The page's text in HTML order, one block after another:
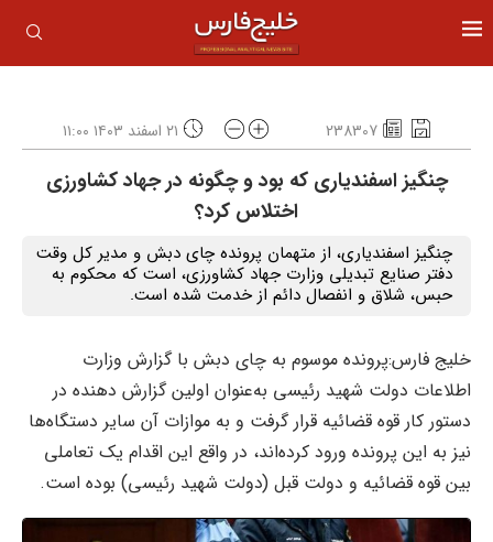
238307 ۲۱ اسفند ۱۴۰۳ ۱۱:۰۰
چنگیز اسفندیاری که بود و چگونه در جهاد کشاورزی
اختلاس کرد؟
چنگیز اسفندیاری، از متهمان پرونده چای دبش و مدیر کل وقت
دفتر صنایع تبدیلی وزارت جهاد کشاورزی، است که محکوم به
حبس، شلاق و انفصال دائم از خدمت شده است.
خلیج فارس:پرونده موسوم به چای دبش با گزارش وزارت
اطلاعات دولت شهید رئیسی به‌عنوان اولین گزارش دهنده در
دستور کار قوه قضائیه قرار گرفت و به موازات آن سایر دستگاه‌ها
نیز به این پرونده ورود کرده‌اند، در واقع این اقدام یک تعاملی
بین قوه قضائیه و دولت قبل (دولت شهید رئیسی) بوده است.